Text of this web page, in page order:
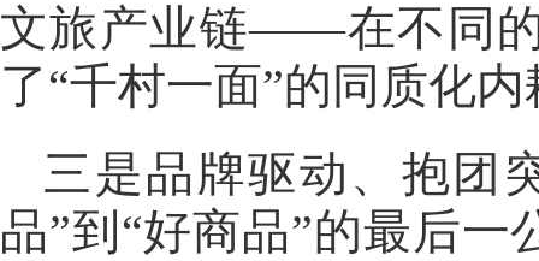
文旅产业链——在不同
了“千村一面”的同质化内
三是品牌驱动、抱团
品”到“好商品”的最后